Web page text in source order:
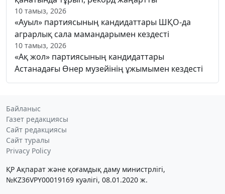
10 тамыз, 2026
«Ауыл» партиясының кандидаттары ШҚО-да
аграрлық сала мамандарымен кездесті
10 тамыз, 2026
«Ақ жол» партиясының кандидаттары
Астанадағы Өнер музейінің ұжымымен кездесті
Байланыс
Газет редакциясы
Сайт редакциясы
Сайт туралы
Privacy Policy
ҚР Ақпарат және қоғамдық даму министрлігі,
№KZ36VPY00019169 куәлігі, 08.01.2020 ж.